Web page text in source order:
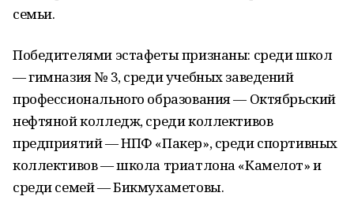
семьи.
Победителями эстафеты признаны: среди школ
— гимназия № 3, среди учебных заведений
профессионального образования — Октябрьский
нефтяной колледж, среди коллективов
предприятий — НПФ «Пакер», среди спортивных
коллективов — школа триатлона «Камелот» и
среди семей — Бикмухаметовы.